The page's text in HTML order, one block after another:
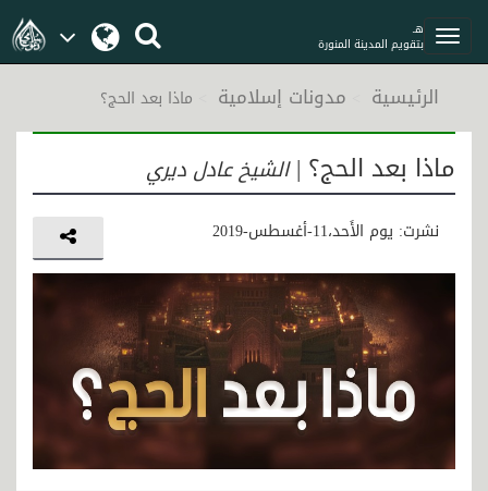
هـ
بتقويم المدينة المنورة
الرئيسية مدونات إسلامية ماذا بعد الحج؟
ماذا بعد الحج؟ |الشيخ عادل ديري
نشرت: يوم الأَحد،11-أغسطس-2019